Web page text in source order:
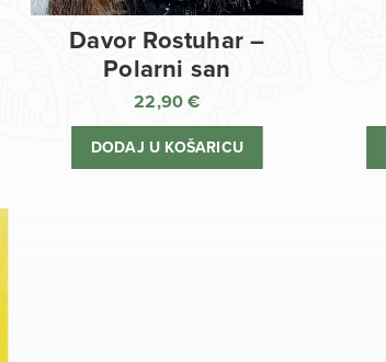
Davor Rostuhar –
Polarni san
22,90€
DODAJ U KOŠARICU